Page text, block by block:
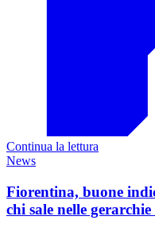
Continua la lettura
News
Fiorentina, buone
chi sale nelle